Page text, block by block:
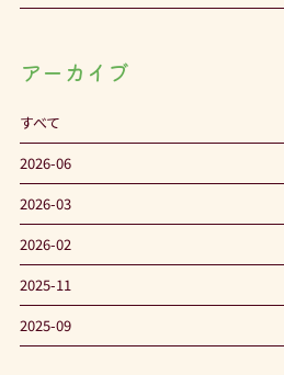
アーカイブ
すべて
2026-06
2026-03
2026-02
2025-11
2025-09